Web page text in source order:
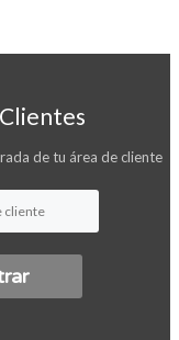
Clientes
de tu área de cliente